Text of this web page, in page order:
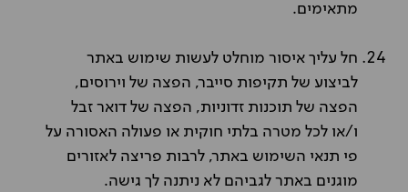
מתאימים.
חל עליך איסור מוחלט לעשות שימוש באתר
לביצוע של תקיפות סייבר, הפצה של וירוסים,
הפצה של תוכנות זדוניות, הפצה של דואר זבל
ו/או לכל מטרה בלתי חוקית או פעולה האסורה על
פי תנאי השימוש באתר, לרבות פריצה לאזורים
מוגנים באתר לגביהם לא ניתנה לך גישה.